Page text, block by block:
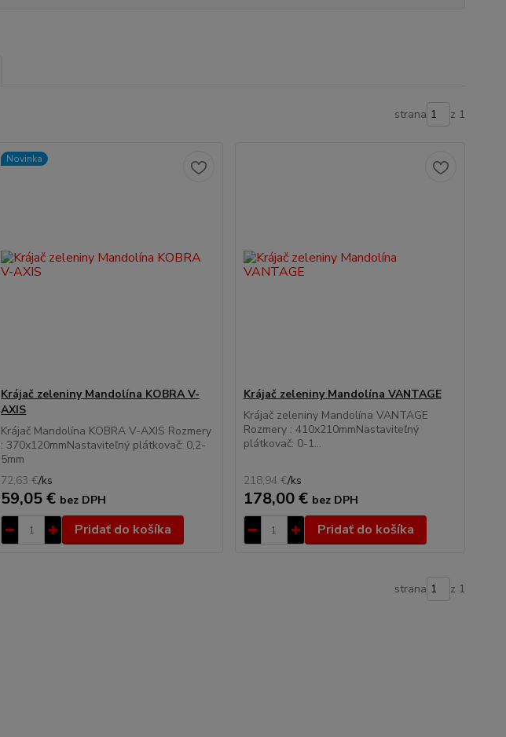
strana z 1
Novinka
Krájač zeleniny Mandolína KOBRA V-
AXIS
Krájač Mandolína KOBRA V-AXIS Rozmery
: 370x120mmNastaviteľný plátkovač: 0,2-
5mm
72,63 €/ks
59,05 € bez DPH
Pridať do košíka
Krájač zeleniny Mandolína VANTAGE
Krájač zeleniny Mandolína VANTAGE
Rozmery : 410x210mmNastaviteľný
plátkovač: 0-1...
218,94 €/ks
178,00 € bez DPH
Pridať do košíka
strana z 1